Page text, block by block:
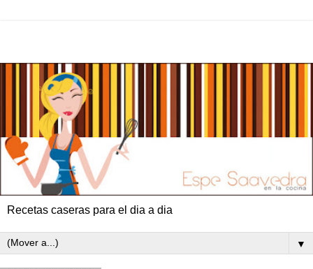
Recetas caseras para el dia a dia
▼